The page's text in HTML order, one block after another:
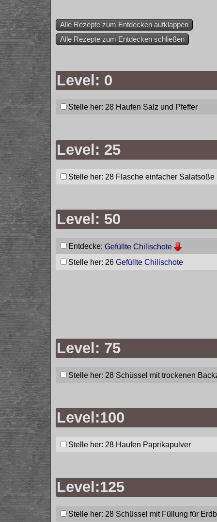
Alle Rezepte zum Entdecken aufklappen
Alle Rezepte zum Entdecken schließen
Level: 0
Stelle her: 28 Haufen Salz und Pfeffer
Level: 25
Stelle her: 28 Flasche einfacher Salatsoße
Level: 50
Entdecke: Gefüllte Chilischote
Stelle her: 26 Gefüllte Chilischote
Level: 75
Stelle her: 28 Schüssel mit trockenen
Level:100
Stelle her: 28 Haufen Paprikapulver
Level:125
Stelle her: 28 Schüssel mit Füllung für